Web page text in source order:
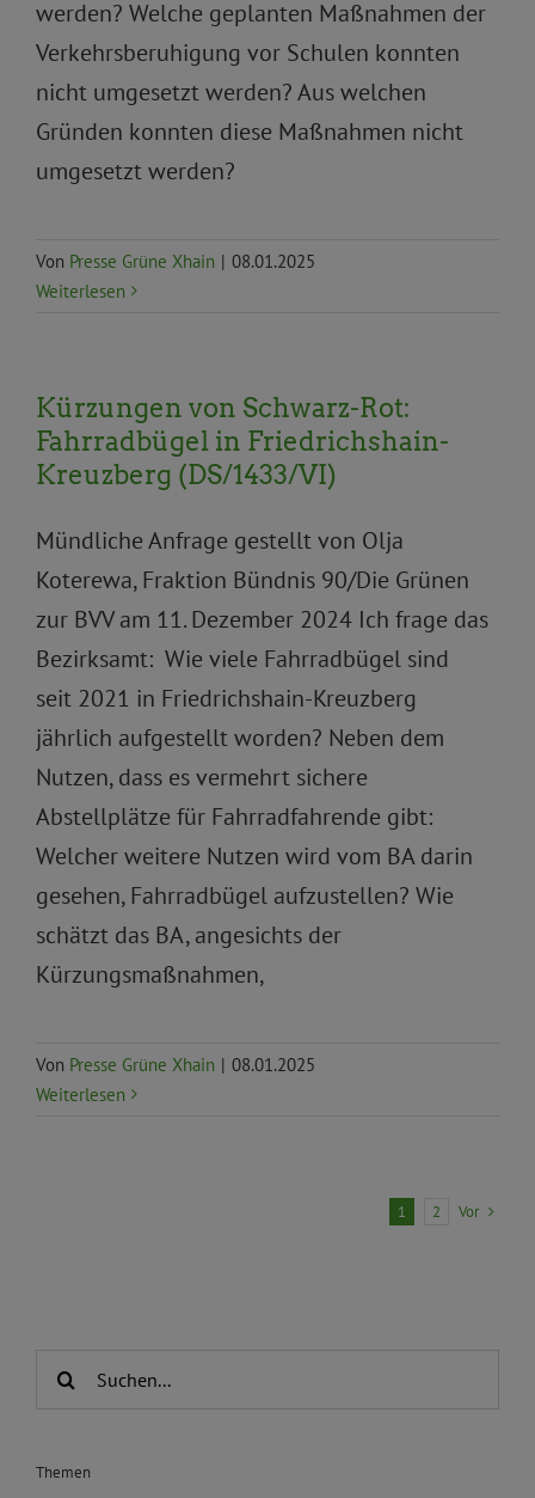
werden? Welche geplanten Maßnahmen der
Verkehrsberuhigung vor Schulen konnten
nicht umgesetzt werden? Aus welchen
Gründen konnten diese Maßnahmen nicht
umgesetzt werden?
Von Presse Grüne Xhain | 08.01.2025
Weiterlesen
Kürzungen von Schwarz-Rot:
Fahrradbügel in Friedrichshain-
Kreuzberg (DS/1433/VI)
Mündliche Anfrage gestellt von Olja
Koterewa, Fraktion Bündnis 90/Die Grünen
zur BVV am 11. Dezember 2024 Ich frage das
Bezirksamt: Wie viele Fahrradbügel sind
seit 2021 in Friedrichshain-Kreuzberg
jährlich aufgestellt worden? Neben dem
Nutzen, dass es vermehrt sichere
Abstellplätze für Fahrradfahrende gibt:
Welcher weitere Nutzen wird vom BA darin
gesehen, Fahrradbügel aufzustellen? Wie
schätzt das BA, angesichts der
Kürzungsmaßnahmen,
Von Presse Grüne Xhain | 08.01.2025
Weiterlesen
1 2 Vor
Suche
Themen